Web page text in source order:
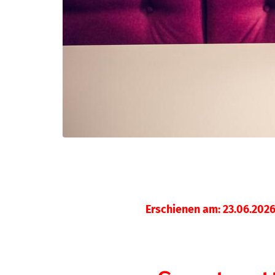
Erschienen am: 23.06.2026